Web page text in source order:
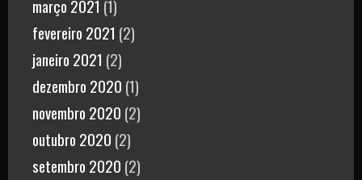
março 2021 (1)
fevereiro 2021 (2)
janeiro 2021 (2)
dezembro 2020 (1)
novembro 2020 (2)
outubro 2020 (2)
setembro 2020 (2)